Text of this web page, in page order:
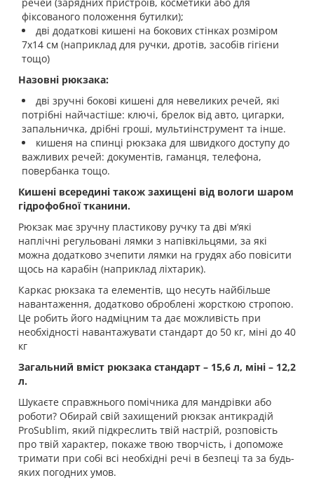
фіксованого положення бутилки);
дві додаткові кишені на бокових стінках розміром
7х14 см (наприклад для ручки, дротів, засобів гігієни
тощо)
Назовні рюкзака:
дві зручні бокові кишені для невеликих речей, які
потрібні найчастіше: ключі, брелок від авто, цигарки,
запальничка, дрібні гроші, мультиінструмент та інше.
кишеня на спинці рюкзака для швидкого доступу до
важливих речей: документів, гаманця, телефона,
повербанка тощо.
Кишені всередині також захищені від вологи шаром
гідрофобної тканини.
Рюкзак має зручну пластикову ручку та дві м‘які
наплічні регульовані лямки з напівкільцями, за які
можна додатково зчепити лямки на грудях або повісити
щось на карабін (наприклад ліхтарик).
Каркас рюкзака та елементів, що несуть найбільше
навантаження, додатково оброблені жорсткою стропою.
Це робить його надміцним та дає можливість при
необхідності навантажувати стандарт до 50 кг, міні до 40
кг
Загальний вміст рюкзака стандарт – 15,6 л, міні – 12,2
л.
Шукаєте справжнього помічника для мандрівки або
роботи? Обирай свій захищений рюкзак антикрадій
ProSublim, який підкреслить твій настрій, розповість
про твій характер, покаже твою творчість, і допоможе
тримати при собі всі необхідні речі в безпеці та за будь-
яких погодних умов.